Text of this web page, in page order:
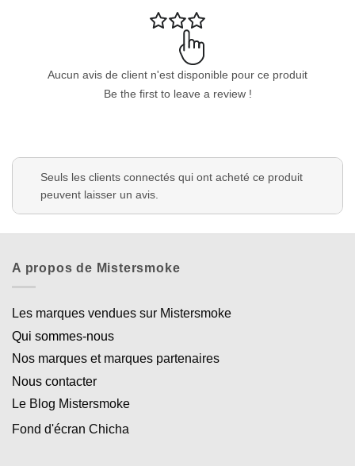
Aucun avis de client n'est disponible pour ce produit
Be the first to leave a review !
Seuls les clients connectés qui ont acheté ce produit
peuvent laisser un avis.
A propos de Mistersmoke
Les marques vendues sur Mistersmoke
Qui sommes-nous
Nos marques et marques partenaires
Nous contacter
Le Blog Mistersmoke
Fond d'écran Chicha